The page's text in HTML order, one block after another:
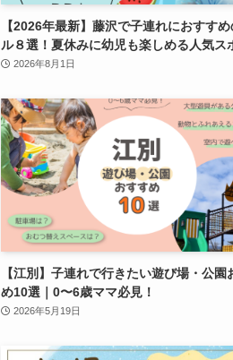
【2026年最新】藤沢で子連れにおすす
ル８選！夏休みに幼児も楽しめる人気ス
2026年8月1日
【江別】子連れで行きたい遊び場・公園
め10選｜0〜6歳ママ必見！
2026年5月19日